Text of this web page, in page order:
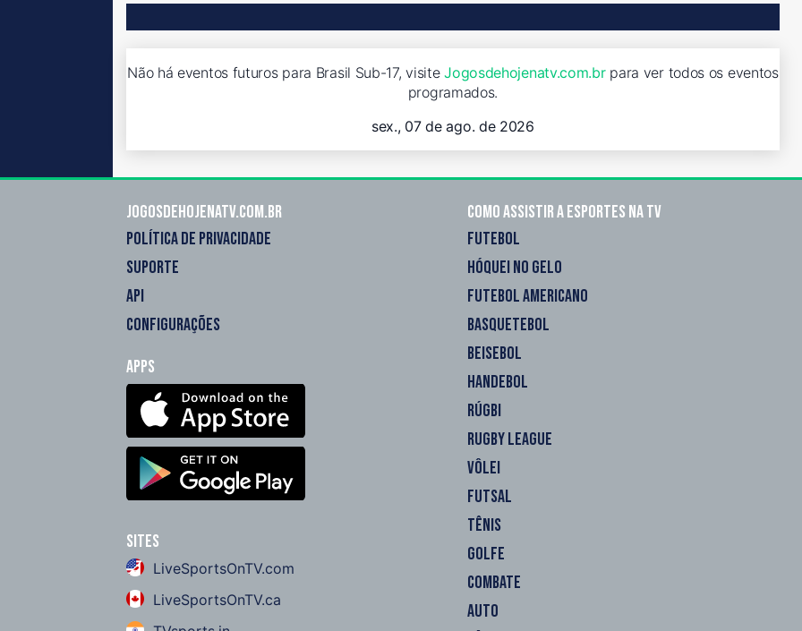
Não há eventos futuros para Brasil Sub-17, visiteJogosdehojenatv.com.brpara ver todos os eventos
programados.
sex., 07 de ago. de 2026
Jogosdehojenatv.com.br
POLÍTICA DE PRIVACIDADE
SUPORTE
API
CONFIGURAÇÕES
Apps
Sites
LiveSportsOnTV.com
LiveSportsOnTV.ca
Como assistir a esportes na TV
FUTEBOL
HÓQUEI NO GELO
FUTEBOL AMERICANO
BASQUETEBOL
BEISEBOL
HANDEBOL
RÚGBI
RUGBY LEAGUE
VÔLEI
FUTSAL
TÊNIS
GOLFE
COMBATE
AUTO